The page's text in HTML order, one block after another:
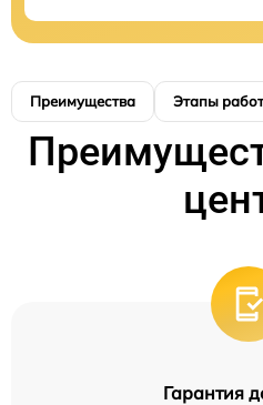
Преимущества Этапы работ
Гарантия